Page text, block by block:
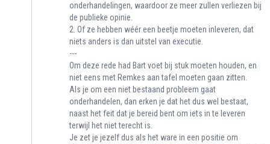
onderhandelingen, waardoor ze meer zullen verliezen bij
de publieke opinie.
2. Of ze hebben wéér een beetje moeten inleveren, dat
niets anders is dan uitstel van executie.
---
Om deze rede had Bart voet bij stuk moeten houden, en
niet eens met Remkes aan tafel moeten gaan zitten.
Als je om een niet bestaand probleem gaat
onderhandelen, dan erken je dat het dus wel bestaat,
naast het feit dat je bereid bent om iets in te leveren
terwijl het niet terecht is.
Je zet je jezelf dus als het ware in een positie om